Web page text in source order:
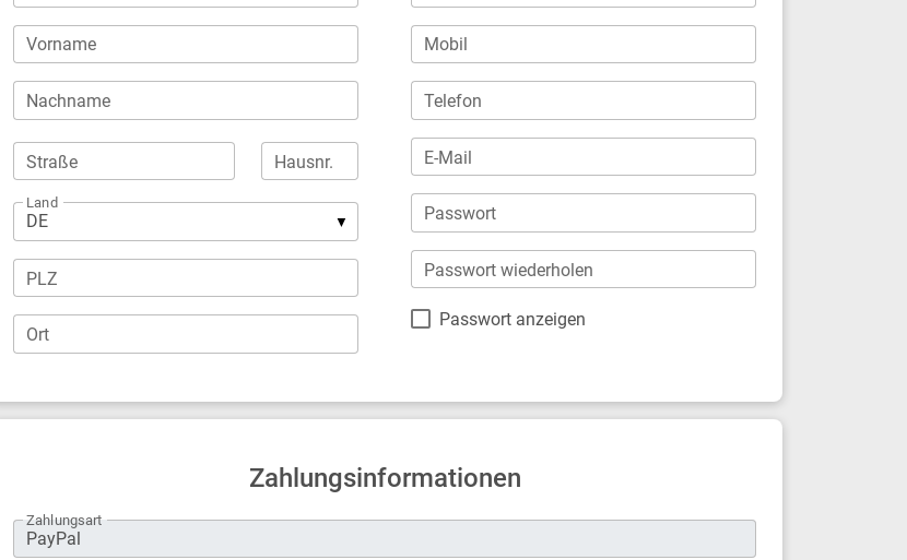
Vorname
Nachname
Straße Hausnr.
Land
PLZ
Ort
Mobil
Telefon
E-Mail
Passwort
Passwort wiederholen
Passwort anzeigen
Zahlungsinformationen
Zahlungsart